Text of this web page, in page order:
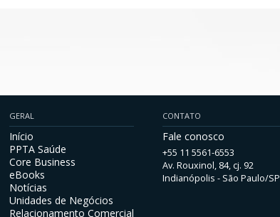
GERAL
Início
PPTA Saúde
Core Business
eBooks
Notícias
Unidades de Negócios
Relacionamento Comercial
CONTATO
Fale conosco
+55 11 5561-6553
Av. Rouxinol, 84, cj. 92
Indianópolis - São Paulo/SP